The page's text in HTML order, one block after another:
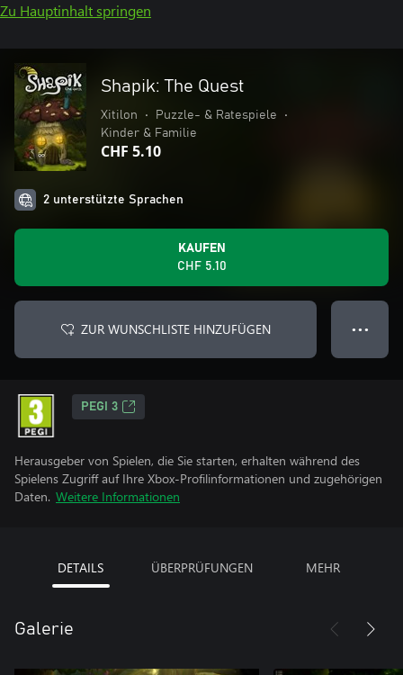
Zu Hauptinhalt springen
Shapik: The Quest
Xitilon • Puzzle- & Ratespiele
•
Kinder & Familie
CHF 5.10
2 unterstützte Sprachen
KAUFEN
CHF 5.10
ZUR WUNSCHLISTE HINZUFÜGEN ● ● ●
PEGI 3
Herausgeber von Spielen, die Sie starten, erhalten während des
Spielens Zugriff auf Ihre Xbox-Profilinformationen und zugehörigen
Daten. Weitere Informationen
DETAILS ÜBERPRÜFUNGEN MEHR
Galerie